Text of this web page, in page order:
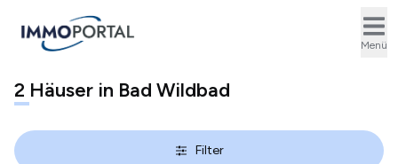
Menü
2 Häuser in Bad Wildbad
Filter